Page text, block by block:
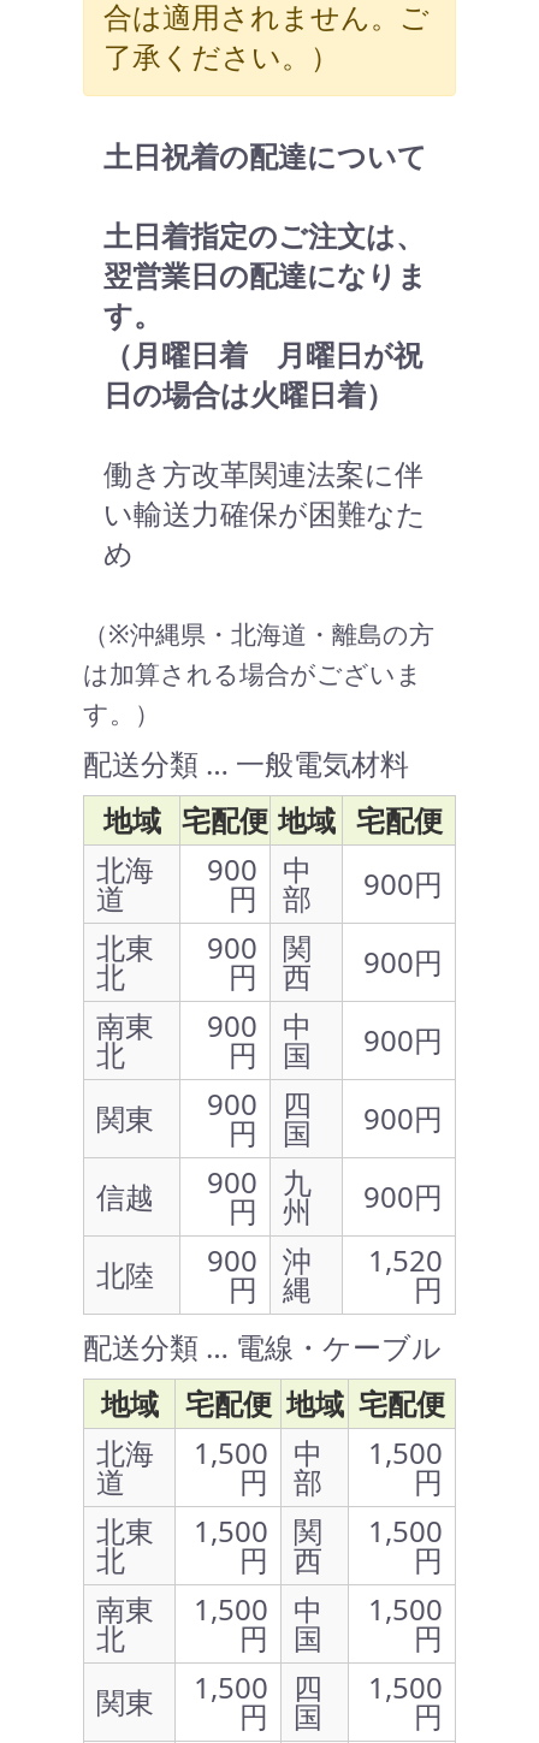
合は適用されません。ご
了承ください。）
土日祝着の配達について
土日着指定のご注文は、
翌営業日の配達になりま
す。
（月曜日着 月曜日が祝
日の場合は火曜日着）
働き方改革関連法案に伴
い輸送力確保が困難なた
め
（※沖縄県・北海道・離島の方
は加算される場合がございま
す。）
配送分類 … 一般電気材料
地域 宅配便 地域 宅配便
北海
道
900
円
中
部
900円
北東
北
900
円
関
西
900円
南東
北
900
円
中
国
900円
関東
900
円
四
国
900円
信越
900
円
九
州
900円
北陸
900
円
沖
縄
1,520
円
配送分類 … 電線・ケーブル
地域
宅配便 地域 宅配便
北海
道
1,500
円
中
部
1,500
円
北東
北
1,500
円
関
西
1,500
円
南東
北
1,500
円
中
国
1,500
円
関東
1,500
円
四
国
1,500
円